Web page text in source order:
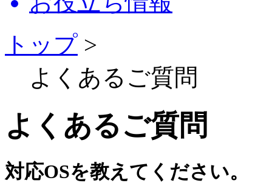
トップ >
よくあるご質問
よくあるご質問
対応OSを教えてください。